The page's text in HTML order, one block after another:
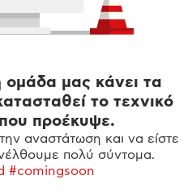
ομάδα μας κάνει τα
το τεχνικό
προέκυψε.
αναστάτωση και να είστε
πολύ σύντομα.
#comingsoon